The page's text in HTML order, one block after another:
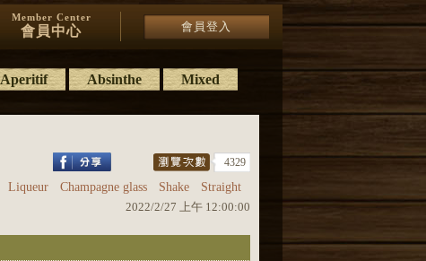
Member Center
會員中心 會員登入
Aperitif Absinthe Mixed
4329
Liqueur Champagne glass Shake
Straight
2022/2/27 上午 12:00:00